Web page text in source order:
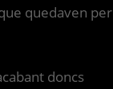
quedaven per
doncs